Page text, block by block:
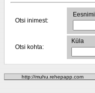
Otsi inimest:
Eesnimi
Otsi kohta:
Küla
http://muhu.rehepapp.com